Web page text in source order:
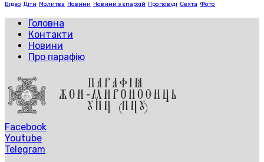
Відео Діти Молитва Новини Новини з єпархій Проповіді Свята Фото
Головна
Контакти
Новини
Про парафію
Facebook
Youtube
Telegram